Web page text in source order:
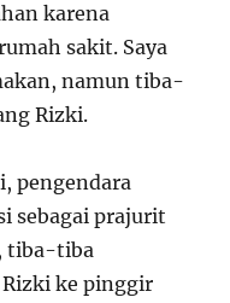
karena
sakit. Saya
namun tiba-
Rizki.
pengendara
sebagai prajurit
tiba-tiba
ke pinggir